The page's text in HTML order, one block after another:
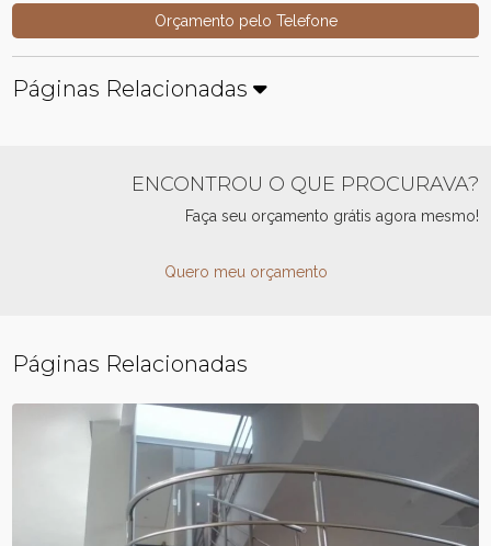
Orçamento pelo Telefone
Páginas Relacionadas
ENCONTROU O QUE PROCURAVA?
Faça seu orçamento grátis agora mesmo!
Quero meu orçamento
Páginas Relacionadas